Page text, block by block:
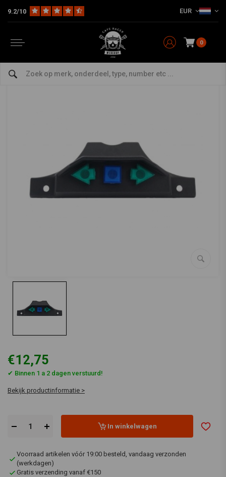
9.2/10 EUR
0
Bromfiets Elektrisch & Verlichting Kilometer Teller Controlepaneel Kreidler
Kilometer Teller Controlepaneel Kreidler
€12,75
✔ Binnen 1 a 2 dagen verstuurd!
Bekijk productinformatie >
In winkelwagen
Voorraad artikelen vóór 19:00 besteld, vandaag verzonden
(werkdagen)
Gratis verzending vanaf €150